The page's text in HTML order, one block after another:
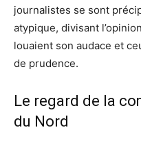
journalistes se sont
atypique, divisant
louaient son audace et
de prudence.
Le regard de la
du Nord